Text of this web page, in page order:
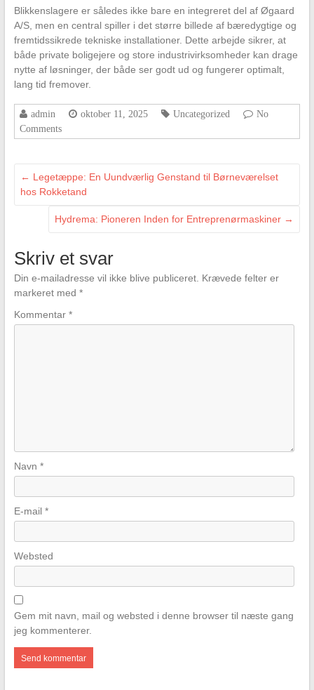
Blikkenslagere er således ikke bare en integreret del af Øgaard
A/S, men en central spiller i det større billede af bæredygtige og
fremtidssikrede tekniske installationer. Dette arbejde sikrer, at
både private boligejere og store industrivirksomheder kan drage
nytte af løsninger, der både ser godt ud og fungerer optimalt,
lang tid fremover.
admin oktober 11, 2025 Uncategorized
No
Comments
← Legetæppe: En Uundværlig Genstand til Børneværelset
hos Rokketand
Hydrema: Pioneren Inden for Entreprenørmaskiner →
Skriv et svar
Din e-mailadresse vil ikke blive publiceret. Krævede felter er
markeret med *
Kommentar *
Navn *
E-mail *
Websted
Gem mit navn, mail og websted i denne browser til næste gang
jeg kommenterer.